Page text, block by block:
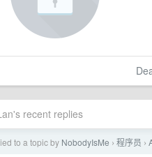
recent replies
to a topic by NobodyIsMe › 程序员 ›